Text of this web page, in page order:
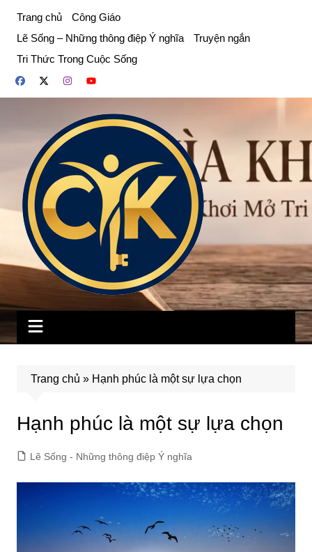
phần
dung
Trang chủ
Công Giáo
Lẽ Sống – Những thông điệp Ý nghĩa
Truyện ngắn
Tri Thức Trong Cuộc Sống
Trang chủ » Hạnh phúc là một sự lựa chọn
Hạnh phúc là một sự lựa chọn
Lẽ Sống - Những thông điệp Ý nghĩa